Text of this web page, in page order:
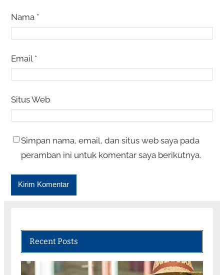
Nama *
Email *
Situs Web
Simpan nama, email, dan situs web saya pada
peramban ini untuk komentar saya berikutnya.
Recent Posts